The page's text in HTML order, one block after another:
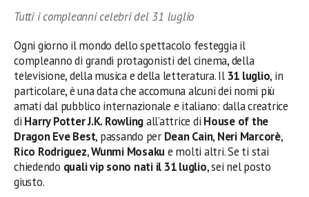
Tutti i compleanni celebri del 31 luglio
Ogni giorno il mondo dello spettacolo festeggia il
compleanno di grandi protagonisti del cinema, della
televisione, della musica e della letteratura. Il 31 luglio, in
particolare, è una data che accomuna alcuni dei nomi più
amati dal pubblico internazionale e italiano: dalla creatrice
di Harry PotterJ.K. Rowlingall’attrice di House of the
Dragon Eve Best, passando per Dean Cain, Neri Marcorè,
Rico Rodriguez,Wunmi Mosakue molti altri. Se ti stai
chiedendo quali vip sono nati il 31 luglio, sei nel posto
giusto.